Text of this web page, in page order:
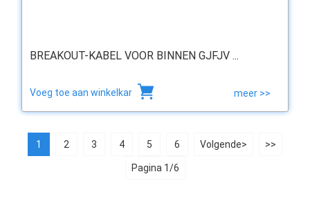
BREAKOUT-KABEL VOOR BINNEN GJFJV ...
Voeg toe aan winkelkar meer >>
1 2 3 4 5 6 Volgende> >>
Pagina 1/6